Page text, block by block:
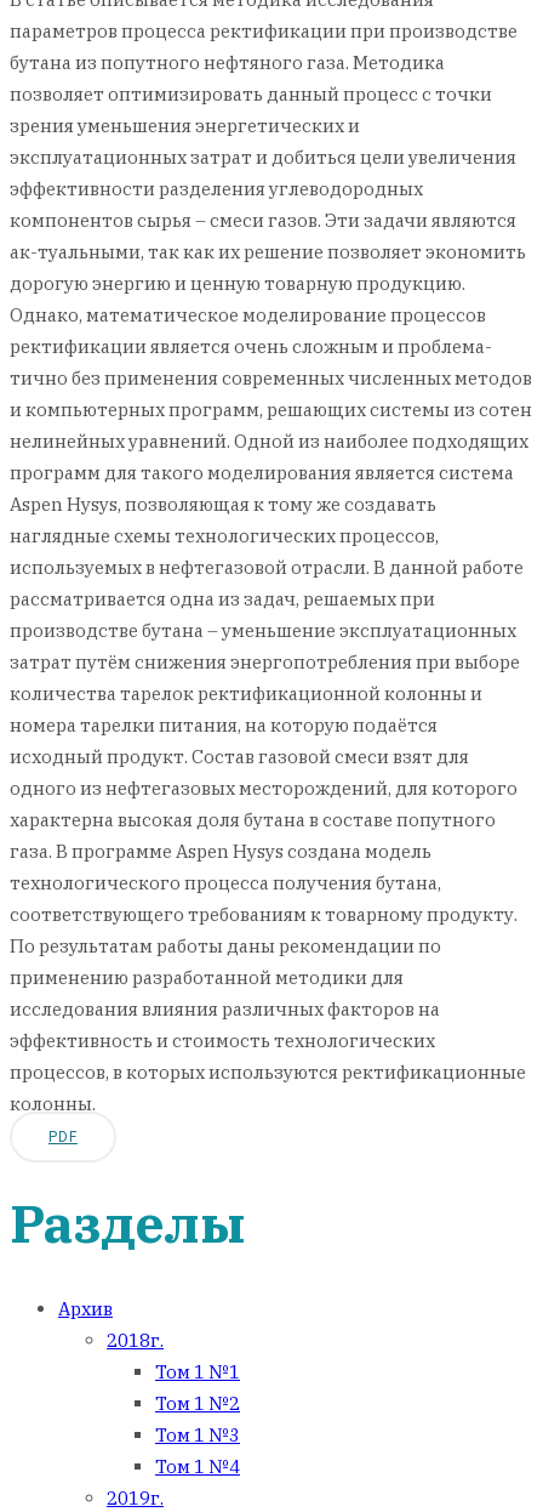
параметров процесса ректификации при производстве
бутана из попутного нефтяного газа. Методика
позволяет оптимизировать данный процесс с точки
зрения уменьшения энергетических и
эксплуатационных затрат и добиться цели увеличения
эффективности разделения углеводородных
компонентов сырья – смеси газов. Эти задачи являются
ак-туальными, так как их решение позволяет экономить
дорогую энергию и ценную товарную продукцию.
Однако, математическое моделирование процессов
ректификации является очень сложным и проблема-
тично без применения современных численных методов
и компьютерных программ, решающих системы из сотен
нелинейных уравнений. Одной из наиболее подходящих
программ для такого моделирования является система
Aspen Hysys, позволяющая к тому же создавать
наглядные схемы технологических процессов,
используемых в нефтегазовой отрасли. В данной работе
рассматривается одна из задач, решаемых при
производстве бутана – уменьшение эксплуатационных
затрат путём снижения энергопотребления при выборе
количества тарелок ректификационной колонны и
номера тарелки питания, на которую подаётся
исходный продукт. Состав газовой смеси взят для
одного из нефтегазовых месторождений, для которого
характерна высокая доля бутана в составе попутного
газа. В программе Aspen Hysys cоздана модель
технологического процесса получения бутана,
соответствующего требованиям к товарному продукту.
По результатам работы даны рекомендации по
применению разработанной методики для
исследования влияния различных факторов на
эффективность и стоимость технологических
процессов, в которых используются ректификационные
колонны.
PDF
Разделы
Архив
2018г.
Том 1 №1
Том 1 №2
Том 1 №3
Том 1 №4
2019г.